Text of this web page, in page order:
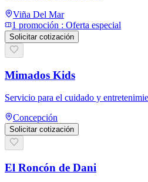
Viña Del Mar
1 promoción : Oferta especial
Solicitar cotización
Mimados Kids
Servicio para el cuidado y
Concepción
Solicitar cotización
El Roncón de Dani